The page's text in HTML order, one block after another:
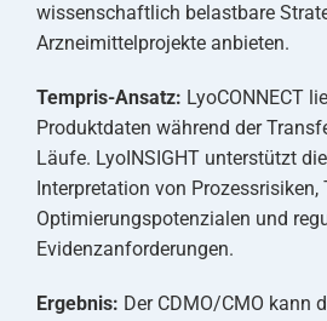
wissenschaftlich belastbare
Arzneimittelprojekte anbieten.
Tempris-Ansatz: LyoCONNECT
Produktdaten während der
Läufe. LyoINSIGHT unterstützt
Interpretation von
Optimierungspotenzialen und
Evidenzanforderungen.
Ergebnis: Der CDMO/CMO kann